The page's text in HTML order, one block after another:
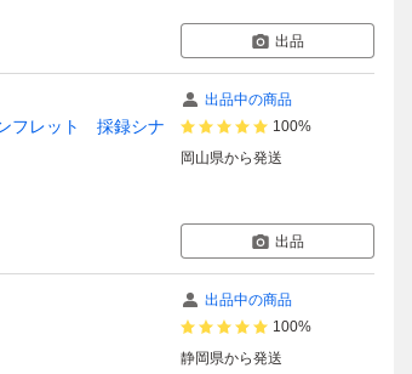
出品
フレット 採録シナ
出品中の商品
100%
岡山県から発送
出品
出品中の商品
100%
静岡県から発送